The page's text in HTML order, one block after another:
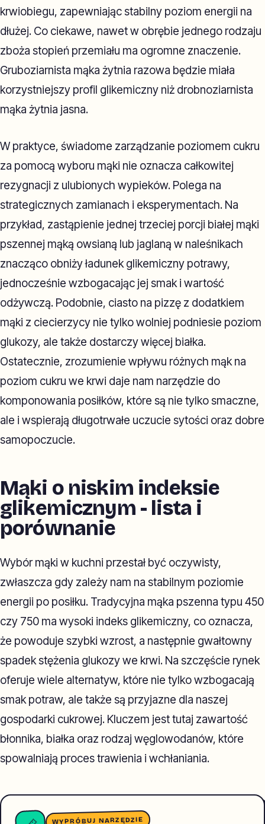
krwiobiegu, zapewniając stabilny poziom energii na
dłużej. Co ciekawe, nawet w obrębie jednego rodzaju
zboża stopień przemiału ma ogromne znaczenie.
Gruboziarnista mąka żytnia razowa będzie miała
korzystniejszy profil glikemiczny niż drobnoziarnista
mąka żytnia jasna.
W praktyce, świadome zarządzanie poziomem cukru
za pomocą wyboru mąki nie oznacza całkowitej
rezygnacji z ulubionych wypieków. Polega na
strategicznych zamianach i eksperymentach. Na
przykład, zastąpienie jednej trzeciej porcji białej mąki
pszennej mąką owsianą lub jaglaną w naleśnikach
znacząco obniży ładunek glikemiczny potrawy,
jednocześnie wzbogacając jej smak i wartość
odżywczą. Podobnie, ciasto na pizzę z dodatkiem
mąki z ciecierzycy nie tylko wolniej podniesie poziom
glukozy, ale także dostarczy więcej białka.
Ostatecznie, zrozumienie wpływu różnych mąk na
poziom cukru we krwi daje nam narzędzie do
komponowania posiłków, które są nie tylko smaczne,
ale i wspierają długotrwałe uczucie sytości oraz dobre
samopoczucie.
Mąki o niskim indeksie
glikemicznym - lista i
porównanie
Wybór mąki w kuchni przestał być oczywisty,
zwłaszcza gdy zależy nam na stabilnym poziomie
energii po posiłku. Tradycyjna mąka pszenna typu 450
czy 750 ma wysoki indeks glikemiczny, co oznacza,
że powoduje szybki wzrost, a następnie gwałtowny
spadek stężenia glukozy we krwi. Na szczęście rynek
oferuje wiele alternatyw, które nie tylko wzbogacają
smak potraw, ale także są przyjazne dla naszej
gospodarki cukrowej. Kluczem jest tutaj zawartość
błonnika, białka oraz rodzaj węglowodanów, które
spowalniają proces trawienia i wchłaniania.
WYPRÓBUJ NARZĘDZIE